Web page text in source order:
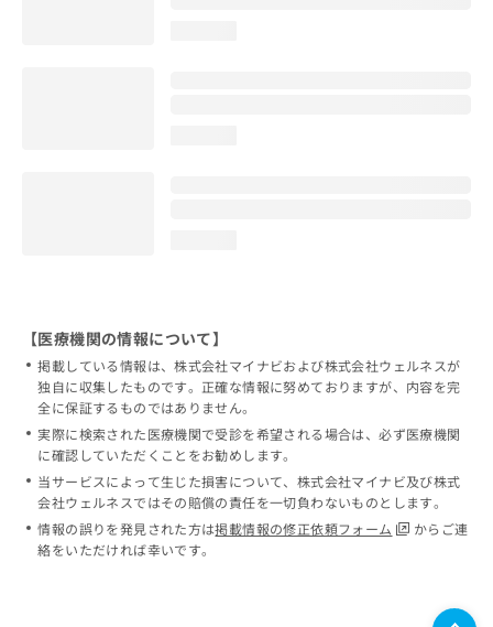
【医療機関の情報について】
掲載している情報は、株式会社マイナビおよび株式会社ウェルネスが
独自に収集したものです。正確な情報に努めておりますが、内容を完
全に保証するものではありません。
実際に検索された医療機関で受診を希望される場合は、必ず医療機関
に確認していただくことをお勧めします。
当サービスによって生じた損害について、株式会社マイナビ及び株式
会社ウェルネスではその賠償の責任を一切負わないものとします。
情報の誤りを発見された方は掲載情報の修正依頼フォーム
からご連
絡をいただければ幸いです。